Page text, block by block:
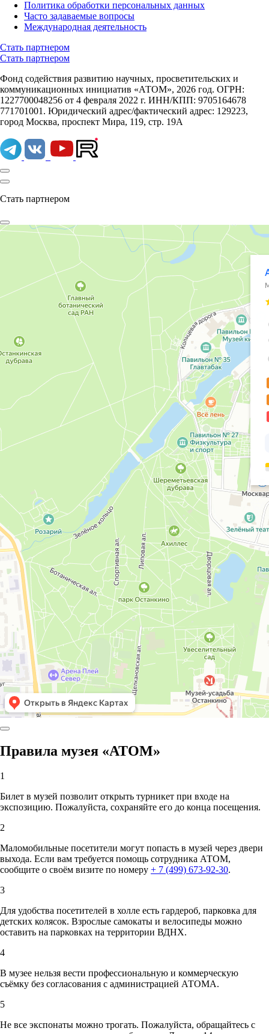
Политика обработки персональных данных
Часто задаваемые вопросы
Международная деятельность
Стать партнером
Стать партнером
Фонд содействия развитию научных, просветительских и
коммуникационных инициатив «АТОМ», 2026 год. ОГРН:
1227700048256 от 4 февраля 2022 г. ИНН/КПП: 9705164678
771701001. Юридический адрес/фактический адрес: 129223,
город Москва, проспект Мира, 119, стр. 19А
Стать партнером
Правила музея «АТОМ»
1
Билет в музей позволит открыть турникет при входе на
экспозицию. Пожалуйста, сохраняйте его до конца посещения.
2
Маломобильные посетители могут попасть в музей через двери
выхода. Если вам требуется помощь сотрудника АТОМ,
сообщите о своём визите по номеру + 7 (499) 673-92-30.
3
Для удобства посетителей в холле есть гардероб, парковка для
детских колясок. Взрослые самокаты и велосипеды можно
оставить на парковках на территории ВДНХ.
4
В музее нельзя вести профессиональную и коммерческую
съёмку без согласования с администрацией АТОМА.
5
Не все экспонаты можно трогать. Пожалуйста, обращайтесь с